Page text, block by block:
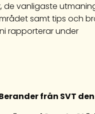
de vanligaste
samt tips och
rapporterar under
från SVT den